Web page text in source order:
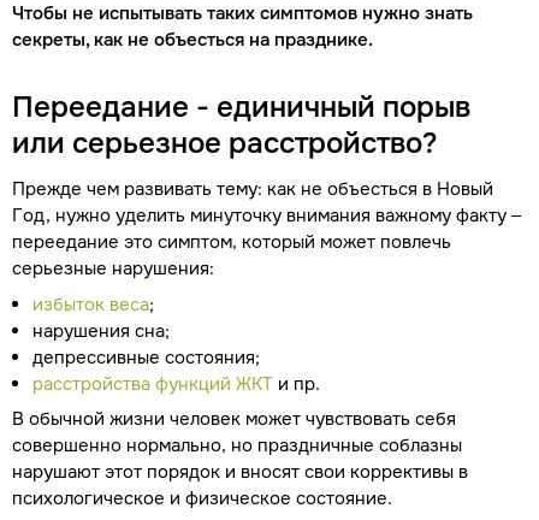
Чтобы не испытывать таких симптомов нужно знать
секреты, как не объесться на празднике.
Переедание - единичный порыв
или серьезное расстройство?
Прежде чем развивать тему: как не объесться в Новый
Год, нужно уделить минуточку внимания важному факту –
переедание это симптом, который может повлечь
серьезные нарушения:
избыток веса;
нарушения сна;
депрессивные состояния;
расстройства функций ЖКТ и пр.
В обычной жизни человек может чувствовать себя
совершенно нормально, но праздничные соблазны
нарушают этот порядок и вносят свои коррективы в
психологическое и физическое состояние.